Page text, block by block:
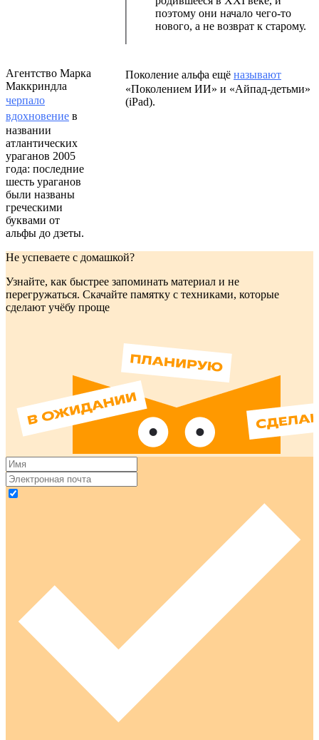
поэтому они начало чего-то
нового, а не возврат к старому.
Агентство Марка
Маккриндла
черпало
вдохновение в
названии
атлантических
ураганов 2005
года: последние
шесть ураганов
были названы
греческими
буквами от
альфы до дзеты.
Поколение альфа ещё называют
«Поколением ИИ» и «Айпад-детьми»
(iPad).
Не успеваете с домашкой?
Узнайте, как быстрее запоминать материал и не
перегружаться. Скачайте памятку с техниками, которые
сделают учёбу проще